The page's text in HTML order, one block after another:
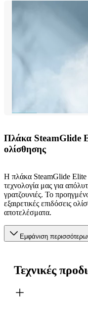
Πλάκα SteamGlide
ολίσθησης
Η πλάκα SteamGlide Elite
τεχνολογία μας για
γρατζουνιές. Το
εξαιρετικές επιδόσεις
αποτελέσματα.
Εμφάνιση
Τεχνικές